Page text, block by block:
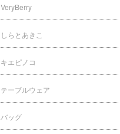
VeryBerry
しらとあきこ
キエピノコ
テーブルウェア
バッグ